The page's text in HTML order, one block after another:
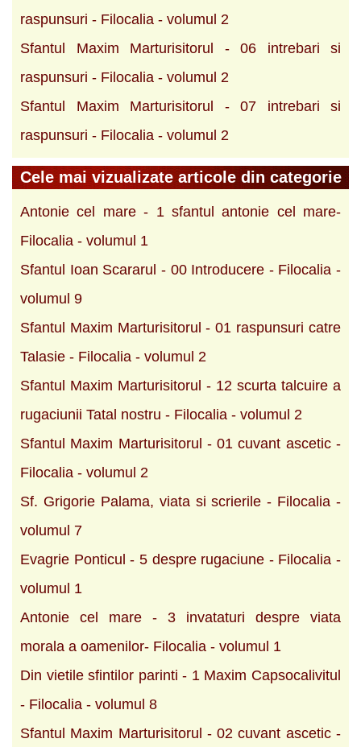
raspunsuri - Filocalia - volumul 2
Sfantul Maxim Marturisitorul - 06 intrebari si
raspunsuri - Filocalia - volumul 2
Sfantul Maxim Marturisitorul - 07 intrebari si
raspunsuri - Filocalia - volumul 2
Cele mai vizualizate articole din categorie
Antonie cel mare - 1 sfantul antonie cel mare-
Filocalia - volumul 1
Sfantul Ioan Scararul - 00 Introducere - Filocalia -
volumul 9
Sfantul Maxim Marturisitorul - 01 raspunsuri catre
Talasie - Filocalia - volumul 2
Sfantul Maxim Marturisitorul - 12 scurta talcuire a
rugaciunii Tatal nostru - Filocalia - volumul 2
Sfantul Maxim Marturisitorul - 01 cuvant ascetic -
Filocalia - volumul 2
Sf. Grigorie Palama, viata si scrierile - Filocalia -
volumul 7
Evagrie Ponticul - 5 despre rugaciune - Filocalia -
volumul 1
Antonie cel mare - 3 invataturi despre viata
morala a oamenilor- Filocalia - volumul 1
Din vietile sfintilor parinti - 1 Maxim Capsocalivitul
- Filocalia - volumul 8
Sfantul Maxim Marturisitorul - 02 cuvant ascetic -